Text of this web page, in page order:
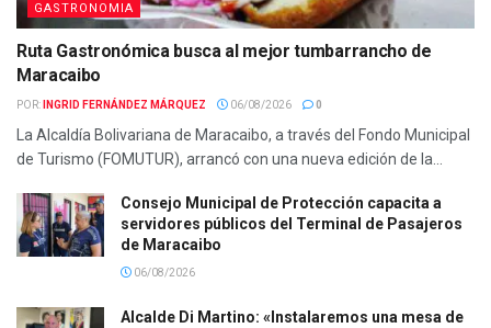
GASTRONOMIA
Ruta Gastronómica busca al mejor tumbarrancho de
Maracaibo
POR: INGRID FERNÁNDEZ MÁRQUEZ 06/08/2026 0
La Alcaldía Bolivariana de Maracaibo, a través del Fondo Municipal
de Turismo (FOMUTUR), arrancó con una nueva edición de la...
Consejo Municipal de Protección capacita a
servidores públicos del Terminal de Pasajeros
de Maracaibo
06/08/2026
Alcalde Di Martino: «Instalaremos una mesa de